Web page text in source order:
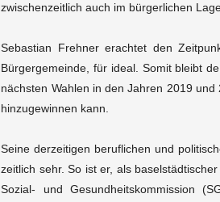
zwischenzeitlich auch im bürgerlichen
Sebastian Frehner erachtet den
Bürgergemeinde, für ideal. Somit bleibt
nächsten Wahlen in den Jahren 2019
hinzugewinnen kann.
Seine derzeitigen beruflichen und
zeitlich sehr. So ist er, als
Sozial- und Gesundheitskommission